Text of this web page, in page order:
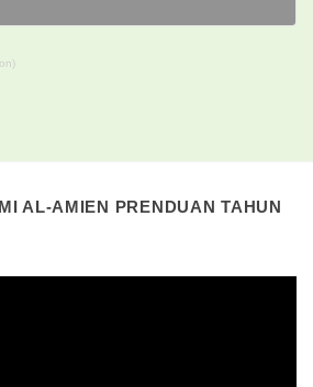
AL-AMIEN PRENDUAN TAHUN